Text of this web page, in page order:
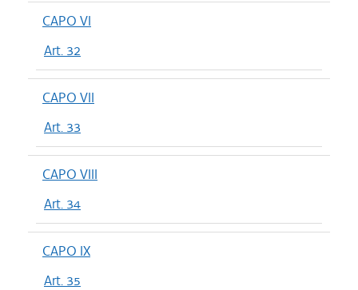
CAPO VI
Art. 32
CAPO VII
Art. 33
CAPO VIII
Art. 34
CAPO IX
Art. 35